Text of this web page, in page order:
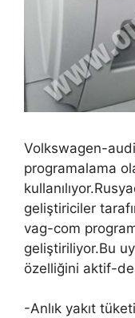
Volkswagen-
programalama
geliştiriciler
vag-com
geliştiriliyor.Bu
özelliğini aktif-
-Anlık yakıt